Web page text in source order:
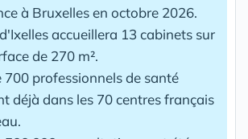
à Bruxelles en octobre 2026.
accueillera 13 cabinets sur
de 270 m².
700 professionnels de santé
déjà dans les 70 centres français